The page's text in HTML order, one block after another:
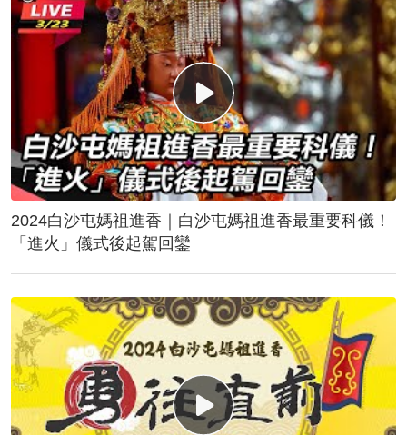
2024白沙屯媽祖進香｜白沙屯媽祖進香最重要科儀！
「進火」儀式後起駕回鑾